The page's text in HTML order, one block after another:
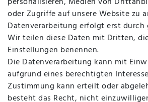
FAQ
Batterieentsorgung
Altölverordnung
Impressum
BEQUEM UND SICHER BEZAHLEN
oder Zugriffe auf unsere Website zu
Datenverarbeitung erfolgt erst durch
Wir teilen diese Daten mit Dritten,
Einstellungen benennen.
Die Datenverarbeitung kann mit
aufgrund eines berechtigten
Zustimmung kann erteilt oder
besteht das Recht, nicht